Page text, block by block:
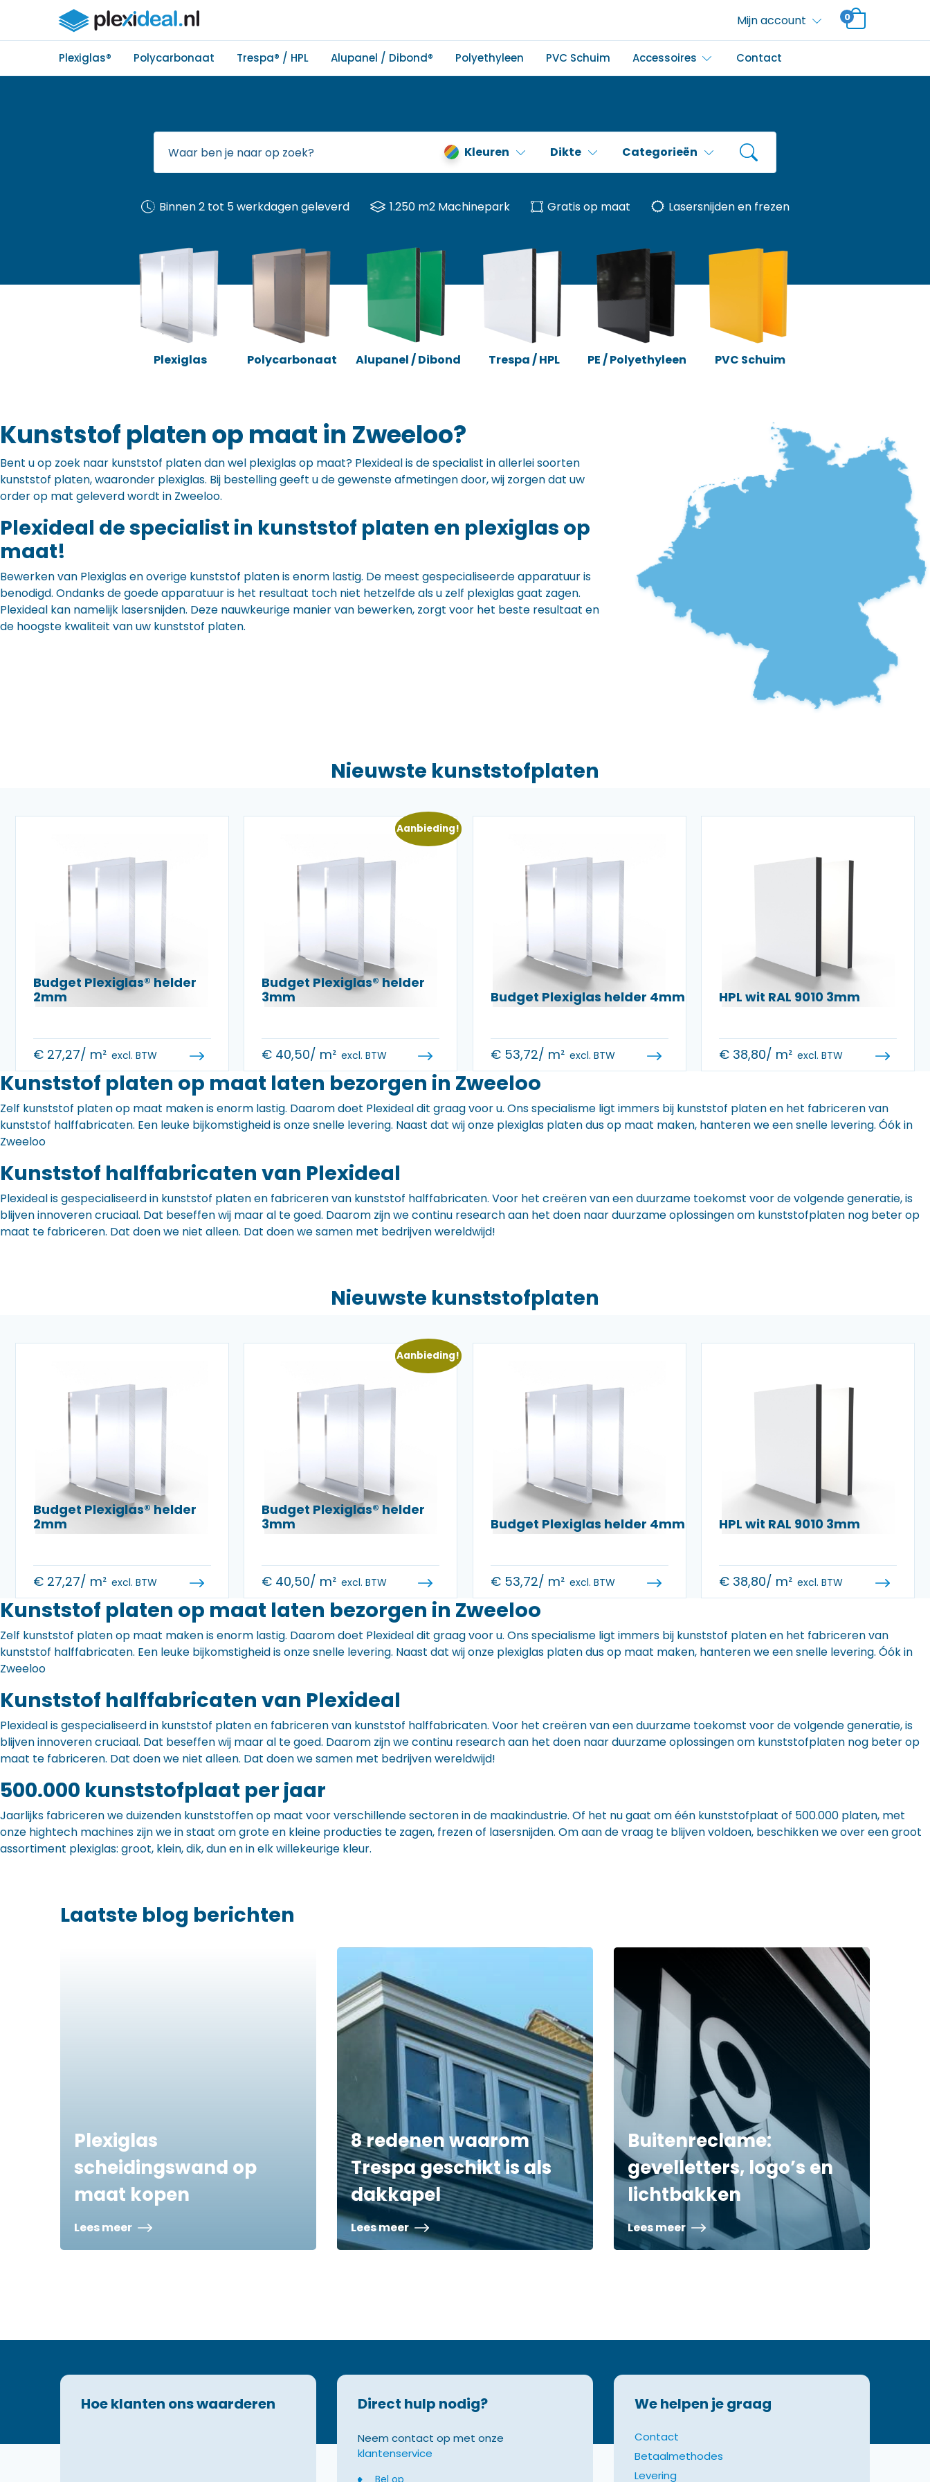
Mijn account 0
Plexiglas® Polycarbonaat Trespa® / HPL Alupanel / Dibond® Polyethyleen PVC Schuim Accessoires Contact
Kleuren Dikte Categorieën
Binnen 2 tot 5 werkdagen geleverd 1.250 m2 Machinepark Gratis op maat Lasersnijden en frezen
Plexiglas Polycarbonaat Alupanel / Dibond Trespa / HPL PE / Polyethyleen PVC Schuim
Kunststof platen op maat in Zweeloo?
Bent u op zoek naar kunststof platen dan wel plexiglas op maat? Plexideal is de specialist in allerlei soorten
kunststof platen, waaronder plexiglas. Bij bestelling geeft u de gewenste afmetingen door, wij zorgen dat uw
order op mat geleverd wordt in Zweeloo.
Plexideal de specialist in kunststof platen en plexiglas op
maat!
Bewerken van Plexiglas en overige kunststof platen is enorm lastig. De meest gespecialiseerde apparatuur is
benodigd. Ondanks de goede apparatuur is het resultaat toch niet hetzelfde als u zelf plexiglas gaat zagen.
Plexideal kan namelijk lasersnijden. Deze nauwkeurige manier van bewerken, zorgt voor het beste resultaat en
de hoogste kwaliteit van uw kunststof platen.
Nieuwste kunststofplaten
Budget Plexiglas® helder
2mm
€27,27/ m² excl. BTW
Aanbieding!
Budget Plexiglas® helder
3mm
€ 40,50/ m² excl. BTW
Budget Plexiglas helder 4mm
€53,72/ m² excl. BTW
HPL wit RAL 9010 3mm
€ 38,80/ m² excl. BTW
Kunststof platen op maat laten bezorgen in Zweeloo
Zelf kunststof platen op maat maken is enorm lastig. Daarom doet Plexideal dit graag voor u. Ons specialisme ligt immers bij kunststof platen en het fabriceren van
kunststof halffabricaten. Een leuke bijkomstigheid is onze snelle levering. Naast dat wij onze plexiglas platen dus op maat maken, hanteren we een snelle levering. Óók in
Zweeloo
Kunststof halffabricaten van Plexideal
Plexideal is gespecialiseerd in kunststof platen en fabriceren van kunststof halffabricaten. Voor het creëren van een duurzame toekomst voor de volgende generatie, is
blijven innoveren cruciaal. Dat beseffen wij maar al te goed. Daarom zijn we continu research aan het doen naar duurzame oplossingen om kunststofplaten nog beter op
maat te fabriceren. Dat doen we niet alleen. Dat doen we samen met bedrijven wereldwijd!
Nieuwste kunststofplaten
Budget Plexiglas® helder
2mm
€27,27/ m² excl. BTW
Aanbieding!
Budget Plexiglas® helder
3mm
€ 40,50/ m² excl. BTW
Budget Plexiglas helder 4mm
€53,72/ m² excl. BTW
HPL wit RAL 9010 3mm
€ 38,80/ m² excl. BTW
Kunststof platen op maat laten bezorgen in Zweeloo
Zelf kunststof platen op maat maken is enorm lastig. Daarom doet Plexideal dit graag voor u. Ons specialisme ligt immers bij kunststof platen en het fabriceren van
kunststof halffabricaten. Een leuke bijkomstigheid is onze snelle levering. Naast dat wij onze plexiglas platen dus op maat maken, hanteren we een snelle levering. Óók in
Zweeloo
Kunststof halffabricaten van Plexideal
Plexideal is gespecialiseerd in kunststof platen en fabriceren van kunststof halffabricaten. Voor het creëren van een duurzame toekomst voor de volgende generatie, is
blijven innoveren cruciaal. Dat beseffen wij maar al te goed. Daarom zijn we continu research aan het doen naar duurzame oplossingen om kunststofplaten nog beter op
maat te fabriceren. Dat doen we niet alleen. Dat doen we samen met bedrijven wereldwijd!
500.000 kunststofplaat per jaar
Jaarlijks fabriceren we duizenden kunststoffen op maat voor verschillende sectoren in de maakindustrie. Of het nu gaat om één kunststofplaat of 500.000 platen, met
onze hightech machines zijn we in staat om grote en kleine producties te zagen, frezen of lasersnijden. Om aan de vraag te blijven voldoen, beschikken we over een groot
assortiment plexiglas: groot, klein, dik, dun en in elk willekeurige kleur.
Laatste blog berichten
Plexiglas
scheidingswand op
maat kopen
Lees meer
8 redenen waarom
Trespa geschikt is als
dakkapel
Lees meer
Buitenreclame:
gevelletters, logo’s en
lichtbakken
Lees meer
Hoe klanten ons waarderen Direct hulp nodig?
Neem contact op met onze
klantenservice
Bel op
We helpen je graag
Contact
Betaalmethodes
Levering